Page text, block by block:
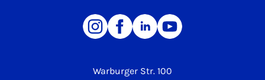
Warburger Str. 100